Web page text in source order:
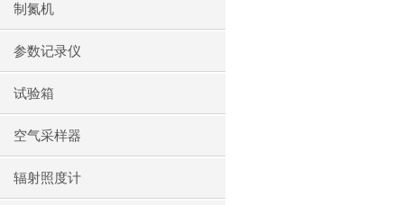
制氮机
参数记录仪
试验箱
空气采样器
辐射照度计